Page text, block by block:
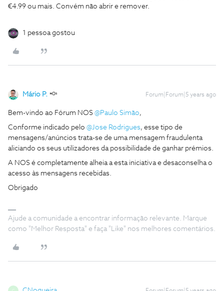
€4.99 ou mais. Convém não abrir e remover.
1 pessoa gostou
Mário P. Forum|Forum|5 years ago
Bem-vindo ao Fórum NOS @Paulo Simão,
Conforme indicado pelo @Jose Rodrigues, esse tipo de
mensagens/anúncios trata-se de uma mensagem fraudulenta
aliciando os seus utilizadores da possibilidade de ganhar prémios.
A NOS é completamente alheia a esta iniciativa e desaconselha o
acesso às mensagens recebidas.
Obrigado
Ajude a comunidade a encontrar informação relevante. Marque
como "Melhor Resposta" e faça "Like" nos melhores comentários.